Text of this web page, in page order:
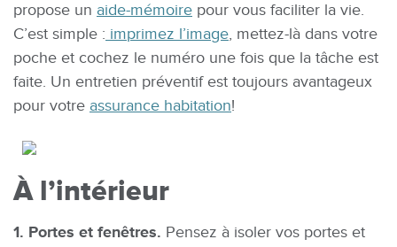
propose un aide-mémoire pour vous faciliter la vie.
C’est simple : imprimez l’image, mettez-là dans votre
poche et cochez le numéro une fois que la tâche est
faite. Un entretien préventif est toujours avantageux
pour votre assurance habitation!
À l’intérieur
1. Portes et fenêtres. Pensez à isoler vos portes et